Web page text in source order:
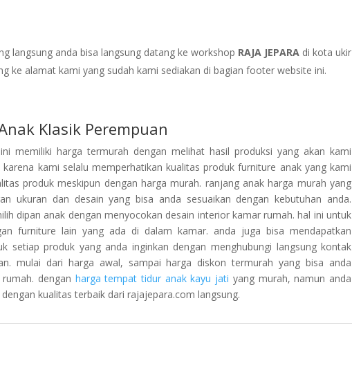
langsung anda bisa langsung datang ke workshop RAJA JEPARAdi kota ukir
ke alamat kami yang sudah kami sediakan di bagian footer website ini.
Klasik Perempuan
ini memiliki harga termurah dengan melihat hasil produksi yang akan kami
kami selalu memperhatikan kualitas produk furniture anak yang kami
produk meskipun dengan harga murah. ranjang anak harga murah yang
ukuran dan desain yang bisa anda sesuaikan dengan kebutuhan anda.
dipan anak dengan menyocokan desain interior kamar rumah. hal ini untuk
furniture lain yang ada di dalam kamar. anda juga bisa mendapatkan
setiap produk yang anda inginkan dengan menghubungi langsung kontak
mulai dari harga awal, sampai harga diskon termurah yang bisa anda
dengan harga tempat tidur anak kayu jati yang murah, namun anda
kualitas terbaik dari rajajepara.com langsung.